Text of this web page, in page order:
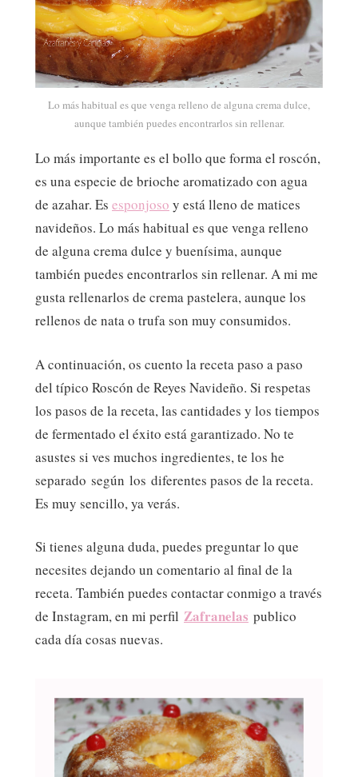
Lo más habitual es que venga relleno de alguna crema dulce,
aunque también puedes encontrarlos sin rellenar.
Lo más importante es el bollo que forma el roscón,
es una especie de brioche aromatizado con agua
de azahar. Es esponjoso y está lleno de matices
navideños. Lo más habitual es que venga relleno
de alguna crema dulce y buenísima, aunque
también puedes encontrarlos sin rellenar. A mi me
gusta rellenarlos de crema pastelera, aunque los
rellenos de nata o trufa son muy consumidos.
A continuación, os cuento la receta paso a paso
del típico Roscón de Reyes Navideño. Si respetas
los pasos de la receta, las cantidades y los tiempos
de fermentado el éxito está garantizado. No te
asustes si ves muchos ingredientes, te los he
separado según los diferentes pasos de la receta.
Es muy sencillo, ya verás.
Si tienes alguna duda, puedes preguntar lo que
necesites dejando un comentario al final de la
receta. También puedes contactar conmigo a través
de Instagram, en mi perfil Zafranelas publico
cada día cosas nuevas.